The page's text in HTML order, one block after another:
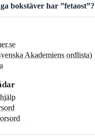
bokstäver har ”fetaost”?
Akademiens ordlista)